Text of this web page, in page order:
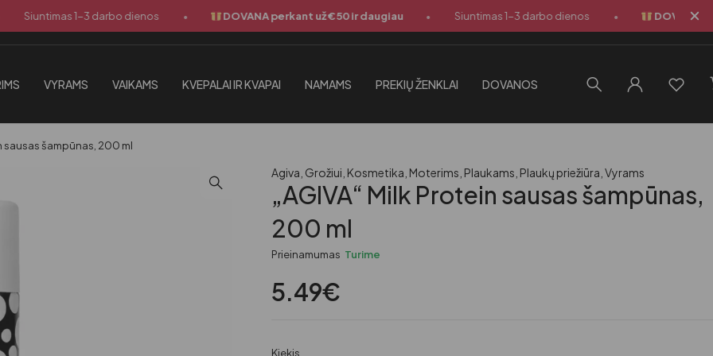
1-3 darbo dienos • DOVANA perkant už €50 ir daugiau • Siuntimas 1-3 darbo dienos • DOVANA
VYRAMS VAIKAMS KVEPALAI IR KVAPAI NAMAMS PREKIŲ ŽENKLAI DOVANOS
sausas šampūnas, 200 ml
Agiva Grožiui Kosmetika Moterims Plaukams Plaukų priežiūra ,Vyrams
„AGIVA“ Milk Protein sausas šampūnas,
200 ml
Prieinamumas Turime
5.49€
Kiekis